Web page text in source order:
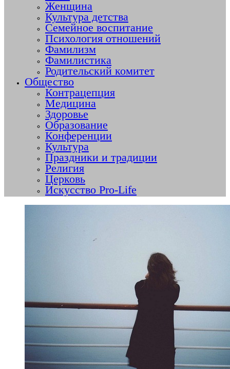
Женщина
Культура детства
Семейное воспитание
Психология отношений
Фамилизм
Фамилистика
Родительский комитет
Общество
Контрацепция
Медицина
Здоровье
Образование
Конференции
Культура
Праздники и традиции
Религия
Церковь
Искусство Pro-Life